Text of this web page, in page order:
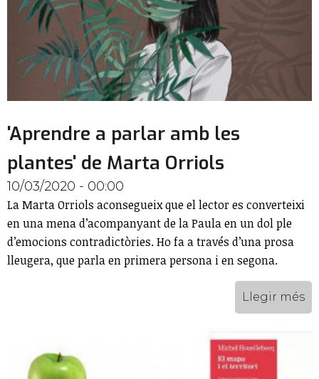
'Aprendre a parlar amb les
plantes' de Marta Orriols
10/03/2020 - 00:00
La Marta Orriols aconsegueix que el lector es converteixi
en una mena d’acompanyant de la Paula en un dol ple
d’emocions contradictòries. Ho fa a través d’una prosa
lleugera, que parla en primera persona i en segona.
Llegir més